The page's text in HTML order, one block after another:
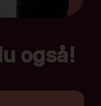
også!